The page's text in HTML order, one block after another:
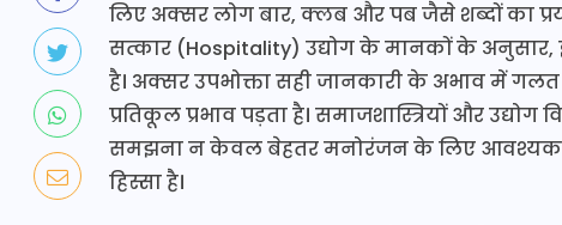
लिए अक्सर लोग बार, क्लब और पब जैसे शब्दों का
सत्कार (Hospitality) उद्योग के मानकों के अनुसार,
है। अक्सर उपभोक्ता सही जानकारी के अभाव में
प्रतिकूल प्रभाव पड़ता है। समाजशास्त्रियों और
समझना न केवल बेहतर मनोरंजन के लिए आवश्यक है,
हिस्सा है।